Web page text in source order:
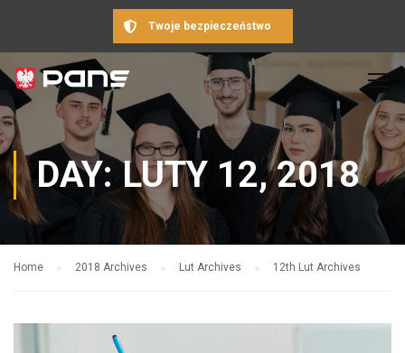
Twoje bezpieczeństwo
DAY: LUTY 12, 2018
Home 2018 Archives Lut Archives 12th Lut Archives